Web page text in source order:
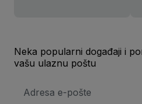
Neka popularni događaji i
vašu ulaznu poštu
mail